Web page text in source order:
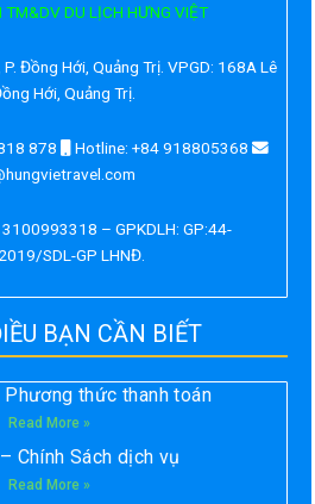
TM&DV DU LỊCH HƯNG VIỆT
Đồng Hới, Quảng Trị. VPGD: 168A Lê
Hới, Quảng Trị.
878
Hotline: +84 918805368
– GPKDLH: GP:44-
SDL-GP LHNĐ.
BẠN CẦN BIẾT
thức thanh toán
Read More »
Chính Sách dịch vụ
Read More »